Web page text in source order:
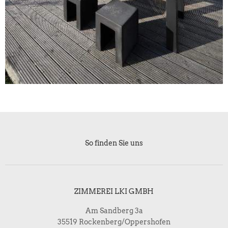
So finden Sie uns
ZIMMEREI LKI GMBH
Am Sandberg 3a
35519 Rockenberg/Oppershofen